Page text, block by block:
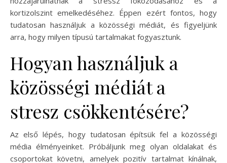
kortizolszint emelkedéséhez. Éppen ezért fontos, hogy
tudatosan használjuk a közösségi médiát, és figyeljünk
arra, hogy milyen típusú tartalmakat fogyasztunk.
Hogyan használjuk a
közösségi médiát a
stresz csökkentésére?
Az első lépés, hogy tudatosan építsük fel a közösségi
média élményeinket. Próbáljunk meg olyan oldalakat és
csoportokat követni, amelyek pozitív tartalmat kínálnak,